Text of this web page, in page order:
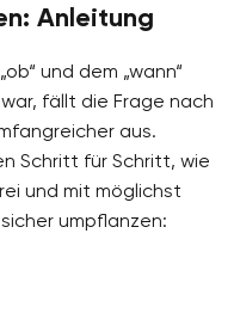
Anleitung
und dem „wann“
fällt die Frage nach
aus.
Schritt für Schritt, wie
und mit möglichst
umpflanzen: